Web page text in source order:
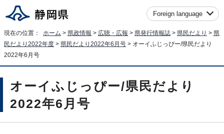
Foreign language
現在の位置： ホーム > 県政情報 > 広聴・広報 > 県発行情報誌 > 県民だより > 県
民だより2022年度 > 県民だより2022年6月号 > オーイふじっぴー/県民だより
2022年6月号
オーイふじっぴー/県民だより
2022年6月号